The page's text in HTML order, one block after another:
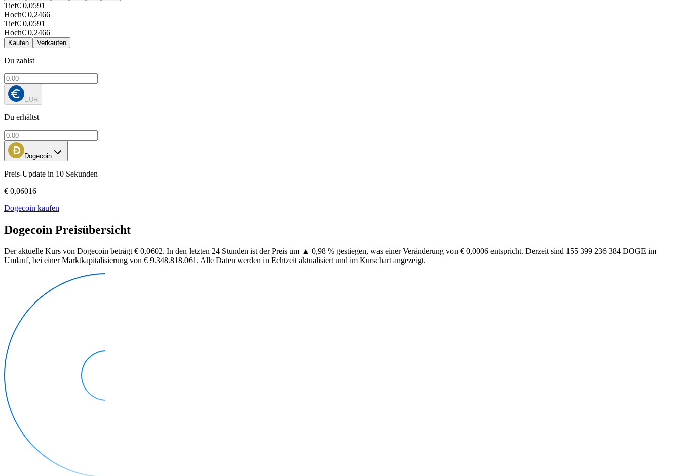
Tief€ 0,0591
Hoch€ 0,2466
Tief€ 0,0591
Hoch€ 0,2466
Kaufen Verkaufen
Du zahlst
EUR
Du erhältst
Dogecoin
Preis-Update in 10 Sekunden
€ 0,06016
Dogecoin kaufen
Dogecoin Preisübersicht
Der aktuelle Kurs von Dogecoin beträgt € 0,0602. In den letzten 24 Stunden ist der Preis um ▲ 0,98 % gestiegen, was einer Veränderung von € 0,0006 entspricht. Derzeit sind 155 399 236 384 DOGE im
Umlauf, bei einer Marktkapitalisierung von € 9.348.818.061. Alle Daten werden in Echtzeit aktualisiert und im Kurschart angezeigt.